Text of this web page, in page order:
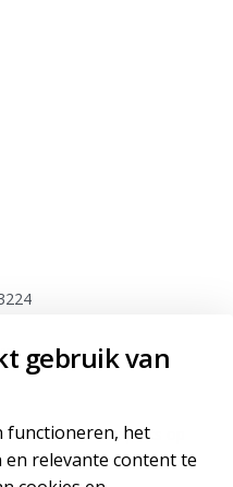
gebruik van
functioneren, het
relevante content te
van onze experts op